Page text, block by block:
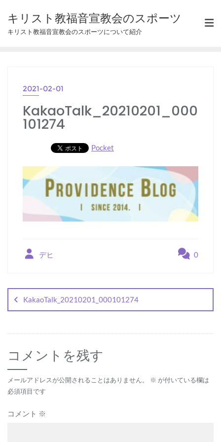
content
キリスト教福音宣教会のスポーツ
キリスト教福音宣教会のスポーツについて紹介
2021-02-01
KakaoTalk_20210201_000
101274
Pocket
デヒ 0
稿
ナ
ビ
ゲ
ー
シ
ョ
ン
KakaoTalk_20210201_000101274
コメントを残す
メールアドレスが公開されることはありません。 ※ が付いている欄は
必須項目です
コメント ※